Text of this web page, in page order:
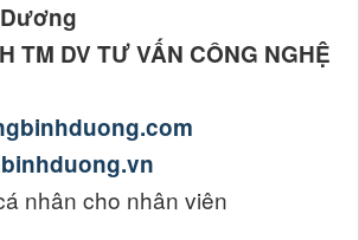
TM DV TƯ VẤN CÔNG NGHỆ
nhân cho nhân viên